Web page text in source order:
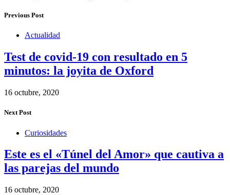
Previous Post
Actualidad
Test de covid-19 con resultado en 5
minutos: la joyita de Oxford
16 octubre, 2020
Next Post
Curiosidades
Este es el «Túnel del Amor» que cautiva a
las parejas del mundo
16 octubre, 2020